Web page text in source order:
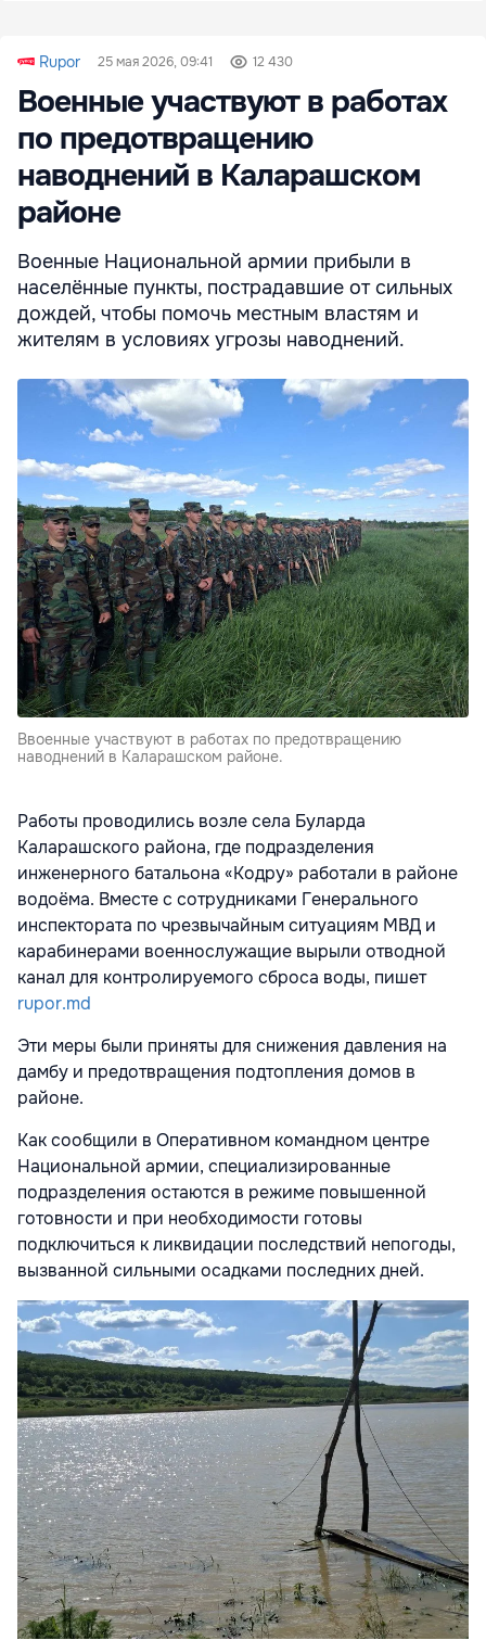
Rupor 25 мая 2026, 09:41 12 430
Военные участвуют в работах
по предотвращению
наводнений в Каларашском
районе
Военные Национальной армии прибыли в
населённые пункты, пострадавшие от сильных
дождей, чтобы помочь местным властям и
жителям в условиях угрозы наводнений.
Ввоенные участвуют в работах по предотвращению
наводнений в Каларашском районе.
Работы проводились возле села Буларда
Каларaшского района, где подразделения
инженерного батальона «Кодру» работали в районе
водоёма. Вместе с сотрудниками Генерального
инспектората по чрезвычайным ситуациям МВД и
карабинерами военнослужащие вырыли отводной
канал для контролируемого сброса воды, пишет
rupor.md
Эти меры были приняты для снижения давления на
дамбу и предотвращения подтопления домов в
районе.
Как сообщили в Оперативном командном центре
Национальной армии, специализированные
подразделения остаются в режиме повышенной
готовности и при необходимости готовы
подключиться к ликвидации последствий непогоды,
вызванной сильными осадками последних дней.